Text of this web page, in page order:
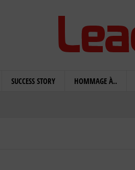
SUCCESS STORY HOMMAGE À..